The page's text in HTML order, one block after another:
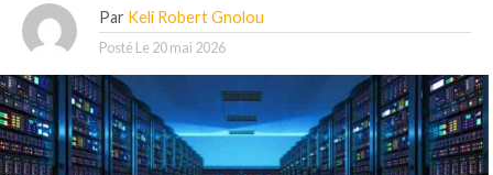
Par Keli Robert Gnolou
Posté Le 20 mai 2026